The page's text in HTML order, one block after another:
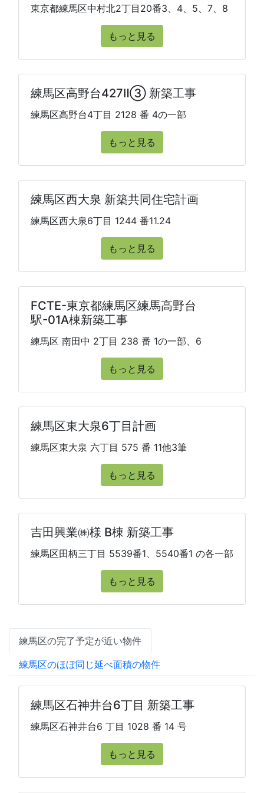
東京都練馬区中村北2丁目20番3、4、5、7、8
もっと見る
練馬区高野台427Ⅱ③ 新築工事
練馬区高野台4丁目 2128 番 4の一部
もっと見る
練馬区西大泉 新築共同住宅計画
練馬区西大泉6丁目 1244 番11.24
もっと見る
FCTE-東京都練馬区練馬高野台
駅-01A棟新築工事
練馬区 南田中 2丁目 238 番 1の一部、6
もっと見る
練馬区東大泉6丁目計画
練馬区東大泉 六丁目 575 番 11他3筆
もっと見る
吉田興業㈱様 B棟 新築工事
練馬区田柄三丁目 5539番1、5540番1 の各一部
もっと見る
練馬区の完了予定が近い物件
練馬区のほぼ同じ延べ面積の物件
練馬区石神井台6丁目 新築工事
練馬区石神井台6 丁目 1028 番 14 号
もっと見る